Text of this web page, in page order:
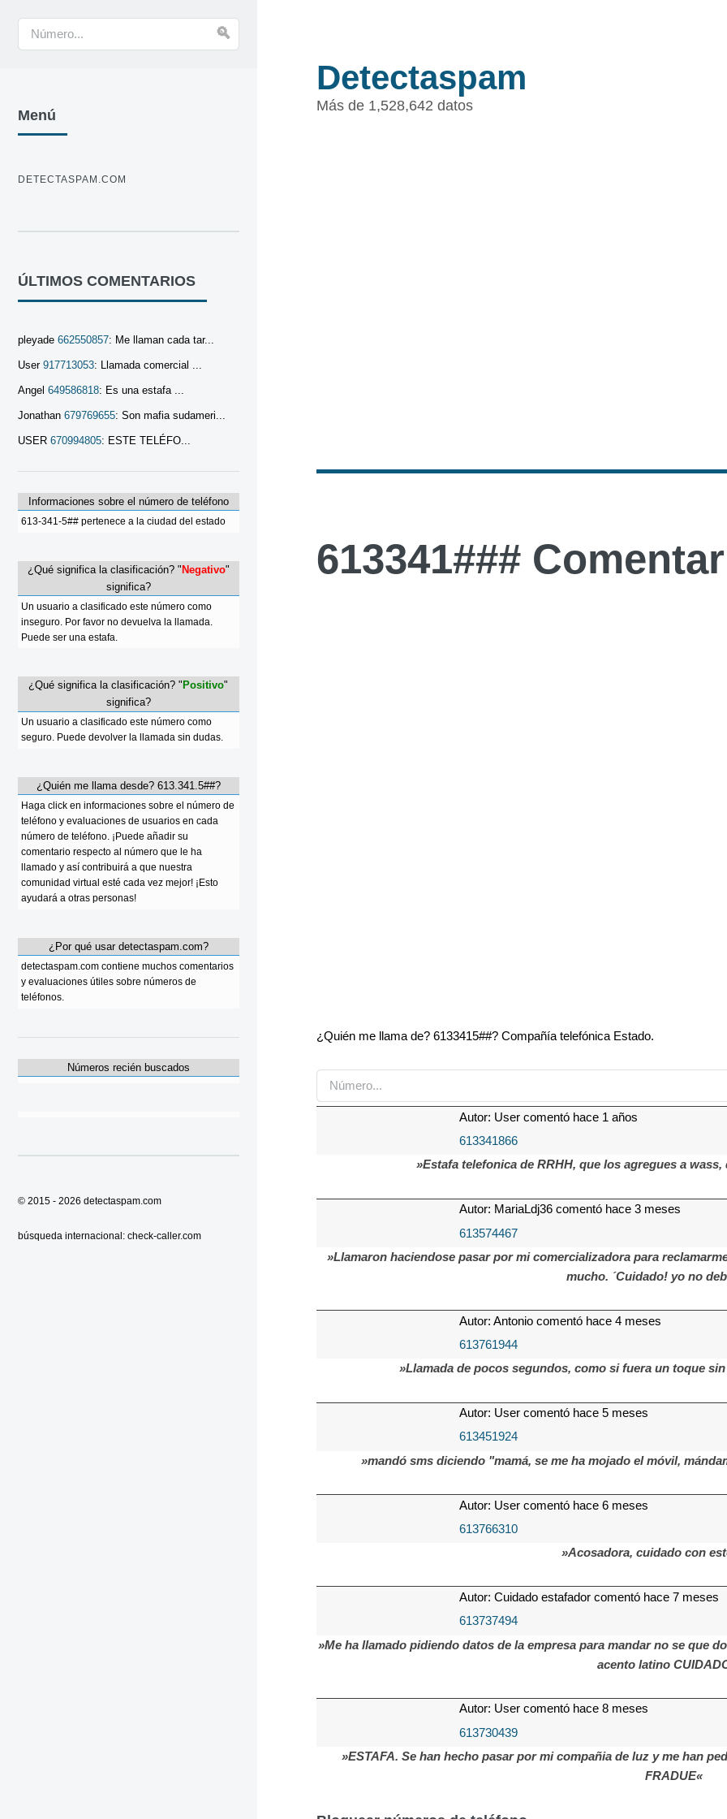
Detectaspam
Más de 1,528,642 datos
613341###
¿Quién me llama de? 6133415##? Compañía telefónica Estado.
Autor: User comentó hace 1 años
613341866
»Estafa telefonica de RRHH, que los agregues a
Autor: MariaLdj36 comentó hace 3 meses
613574467
»Llamaron haciendose pasar por mi comercializadora para
mucho. ´Cuidado! yo no
Autor: Antonio comentó hace 4 meses
613761944
»Llamada de pocos segundos, como si fuera un toque
Autor: User comentó hace 5 meses
613451924
»mandó sms diciendo "mamá, se me ha mojado el móvil,
Autor: User comentó hace 6 meses
613766310
»Acosadora, cuidado con
Autor: Cuidado estafador comentó hace 7 meses
613737494
»Me ha llamado pidiendo datos de la empresa para mandar no se que
acento latino
Autor: User comentó hace 8 meses
613730439
»ESTAFA. Se han hecho pasar por mi compañia de luz y me han
FRADUE«
Menú
DETECTASPAM.COM
ÚLTIMOS COMENTARIOS
pleyade 662550857: Me llaman cada tar...
User 917713053: Llamada comercial ...
Angel 649586818: Es una estafa ...
Jonathan 679769655: Son mafia sudameri...
USER 670994805: ESTE TELÉFO...
Informaciones sobre el número de teléfono
613-341-5## pertenece a la ciudad del estado
¿Qué significa la clasificación? "Negativo"
significa?
Un usuario a clasificado este número como
inseguro. Por favor no devuelva la llamada.
Puede ser una estafa.
¿Qué significa la clasificación? " Positivo"
significa?
Un usuario a clasificado este número como
seguro. Puede devolver la llamada sin dudas.
¿Quién me llama desde? 613.341.5##?
Haga click en informaciones sobre el número de
teléfono y evaluaciones de usuarios en cada
número de teléfono. ¡Puede añadir su
comentario respecto al número que le ha
llamado y así contribuirá a que nuestra
comunidad virtual esté cada vez mejor! ¡Esto
ayudará a otras personas!
¿Por qué usar detectaspam.com?
detectaspam.com contiene muchos comentarios
y evaluaciones útiles sobre números de
teléfonos.
Números recién buscados
© 2015 - 2026 detectaspam.com
búsqueda internacional: check-caller.com